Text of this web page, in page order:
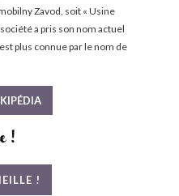
Zavod, soit « Usine
a pris son nom actuel
plus connue par le nom de
!
!